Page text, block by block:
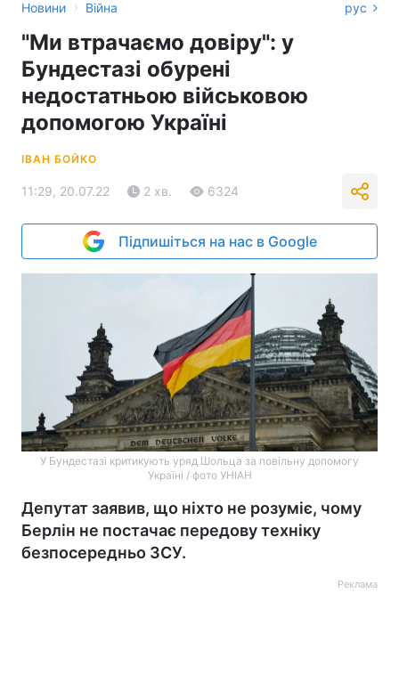
Новини › Війна рус
"Ми втрачаємо довіру": у
Бундестазі обурені
недостатньою військовою
допомогою Україні
ІВАН БОЙКО
11:29, 20.07.22 2 хв. 6324
Підпишіться на нас в Google
У Бундестазі критикують уряд Шольца за повільну допомогу
Україні / фото УНІАН
Депутат заявив, що ніхто не розуміє, чому
Берлін не постачає передову техніку
безпосередньо ЗСУ.
Реклама